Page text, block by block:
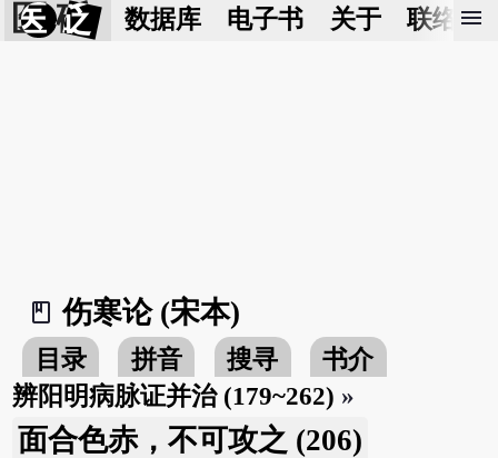
医 砭 数据库 电子书 关于 联络我
menu
book_2
伤寒论 (宋本)
目录 拼音 搜寻
书介
辨阳明病脉证并治 (179~262) »
面合色赤，不可攻之 (206)